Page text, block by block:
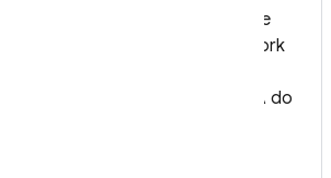
Acesse modelos de IA diretamente
dos seus apps ou use um framework
desenvolvimento sofisticado de IA do